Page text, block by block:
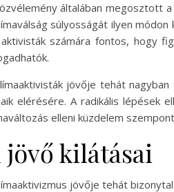
általában megosztott
súlyosságát ilyen
számára fontos, hogy
jövője tehát
elérésére. A radikális lépések
elleni küzdelem
jövő kilátásai
jövője tehát